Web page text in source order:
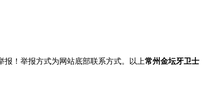
报！举报方式为网站底部联系方式。以上常州金坛牙卫士